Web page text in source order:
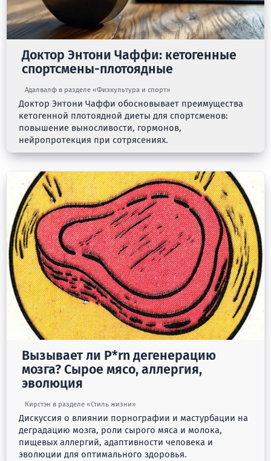
Доктор Энтони Чаффи: кетогенные
спортсмены-плотоядные
Адалвалф в разделе «Физкультура и спорт»
Доктор Энтони Чаффи обосновывает преимущества
кетогенной плотоядной диеты для спортсменов:
повышение выносливости, гормонов,
нейропротекция при сотрясениях.
Вызывает ли P*rn дегенерацию
мозга? Сырое мясо, аллергия,
эволюция
Кирстэн в разделе «Стиль жизни»
Дискуссия о влиянии порнографии и мастурбации на
деградацию мозга, роли сырого мяса и молока,
пищевых аллергий, адаптивности человека и
эволюции для оптимального здоровья.